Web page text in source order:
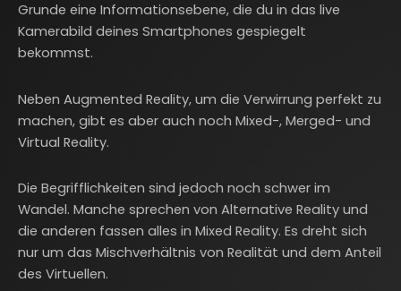
Grunde eine Informationsebene, die du in das live
Kamerabild deines Smartphones gespiegelt
bekommst.
Neben Augmented Reality, um die Verwirrung perfekt zu
machen, gibt es aber auch noch Mixed-, Merged- und
Virtual Reality.
Die Begrifflichkeiten sind jedoch noch schwer im
Wandel. Manche sprechen von Alternative Reality und
die anderen fassen alles in Mixed Reality. Es dreht sich
nur um das Mischverhältnis von Realität und dem Anteil
des Virtuellen.